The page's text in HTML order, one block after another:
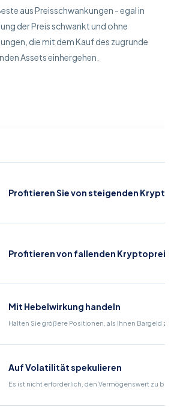
aus Preisschwankungen - egal in
der Preis schwankt und ohne
die mit dem Kauf des zugrunde
Assets einhergehen.
Profitieren Sie von steigenden
Profitieren von fallenden
Mit Hebelwirkung handeln
Halten Sie größere Positionen, als Ihnen Bargeld
Auf Volatilität spekulieren
Es ist nicht erforderlich, den Vermögenswert zu